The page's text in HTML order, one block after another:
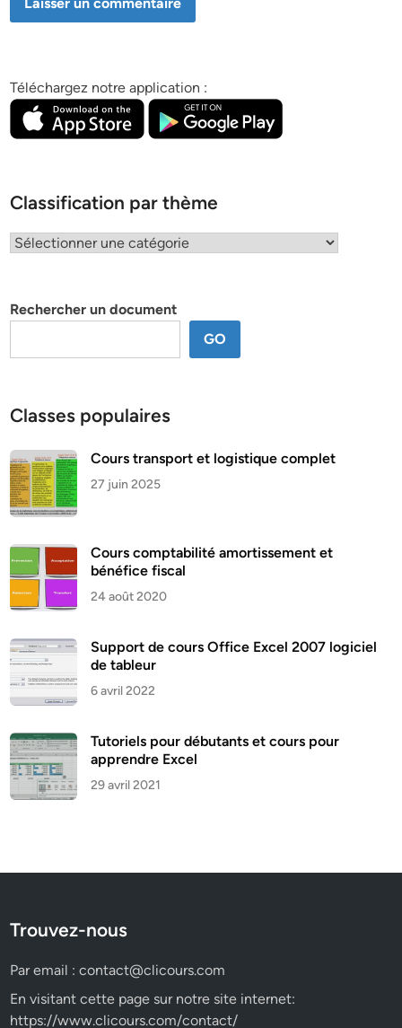
Téléchargez notre application :
Classification par thème
Classification
Rechercher un document
GO
Classes populaires
Cours transport et logistique complet
27 juin 2025
Cours comptabilité amortissement et
bénéfice fiscal
24 août 2020
Support de cours Office Excel 2007 logiciel
de tableur
6 avril 2022
Tutoriels pour débutants et cours pour
apprendre Excel
29 avril 2021
Trouvez-nous
Par email :contact@clicours.com
En visitant cette page sur notre site internet:
https://www.clicours.com/contact/